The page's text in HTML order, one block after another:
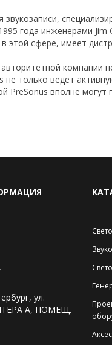
года инженерами
этой сфере, имеет
компании
только ведет
PreSonus вполне
ул.
А, ПОМЕЩ.